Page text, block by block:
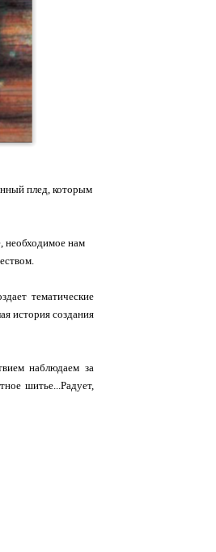
плед, которым
необходимое нам
тематические
история создания
наблюдаем за
шитье...Радует,